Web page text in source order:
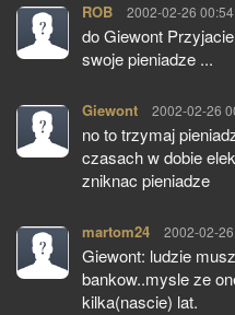
ROB pisze:
2002-02-26 00:54
do Giewont
swoje pieniadze ...
Giewont pisze:
2002-02-26
no to trzymaj
czasach w dobie
zniknac pieniadze
martom24 pisze:
2002-02-
Giewont: ludzie
bankow..mysle ze
kilka(nascie) lat.